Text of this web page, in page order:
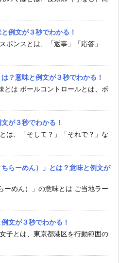
例文が３秒でわかる！
ポンスとは、「返事」「応答」
？意味と例文が３秒でわかる！
とは ボールコントロールとは、ボ
が３秒でわかる！
は、「そして？」「それで？」な
ちらーめん）」とは？意味と例文が
ーめん）」の意味とは ご当地ラー
文が３秒でわかる！
子とは、東京都港区を行動範囲の